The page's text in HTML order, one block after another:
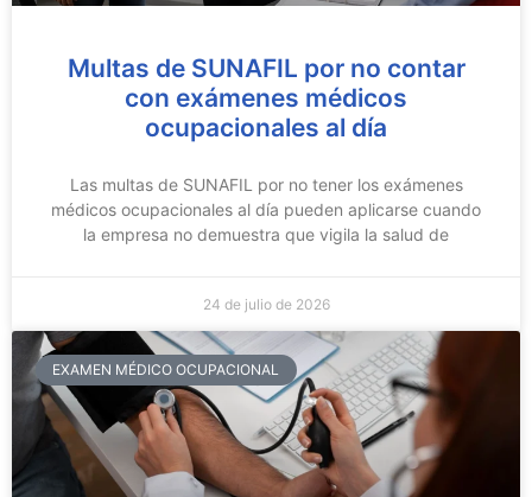
Multas de SUNAFIL por no contar
con exámenes médicos
ocupacionales al día
Las multas de SUNAFIL por no tener los exámenes
médicos ocupacionales al día pueden aplicarse cuando
la empresa no demuestra que vigila la salud de
24 de julio de 2026
EXAMEN MÉDICO OCUPACIONAL